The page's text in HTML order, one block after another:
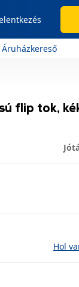
Áruházkereső
flip tok,
Hol